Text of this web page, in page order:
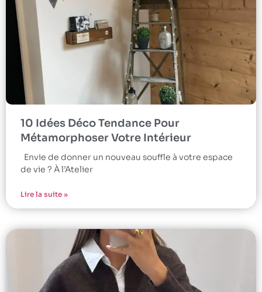
10 Idées Déco Tendance Pour
Métamorphoser Votre Intérieur
Envie de donner un nouveau souffle à votre espace
de vie ? À l’Atelier
Lire la suite »